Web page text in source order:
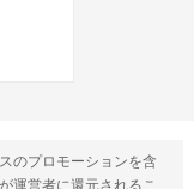
のプロモーションを含
運営者に還元されるこ